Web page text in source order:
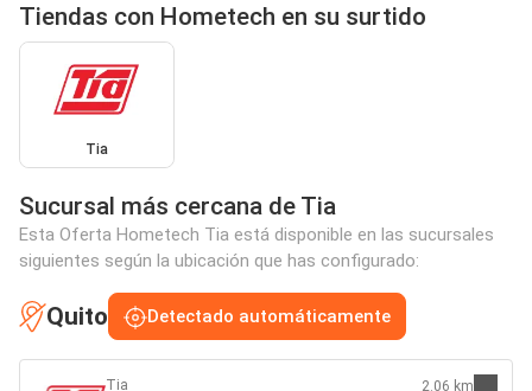
Tiendas con Hometech en su surtido
Tia
Sucursal más cercana de Tia
Esta Oferta Hometech Tia está disponible en las sucursales
siguientes según la ubicación que has configurado:
Quito Detectado automáticamente
Tia 2.06 km